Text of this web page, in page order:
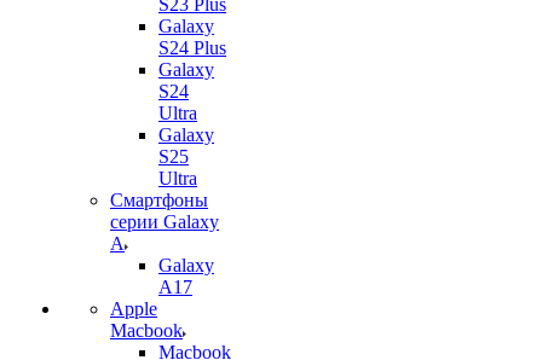
S23 Plus
Galaxy
S24 Plus
Galaxy
S24
Ultra
Galaxy
S25
Ultra
Смартфоны
серии Galaxy
A
Galaxy
A17
Apple
Macbook
Macbook